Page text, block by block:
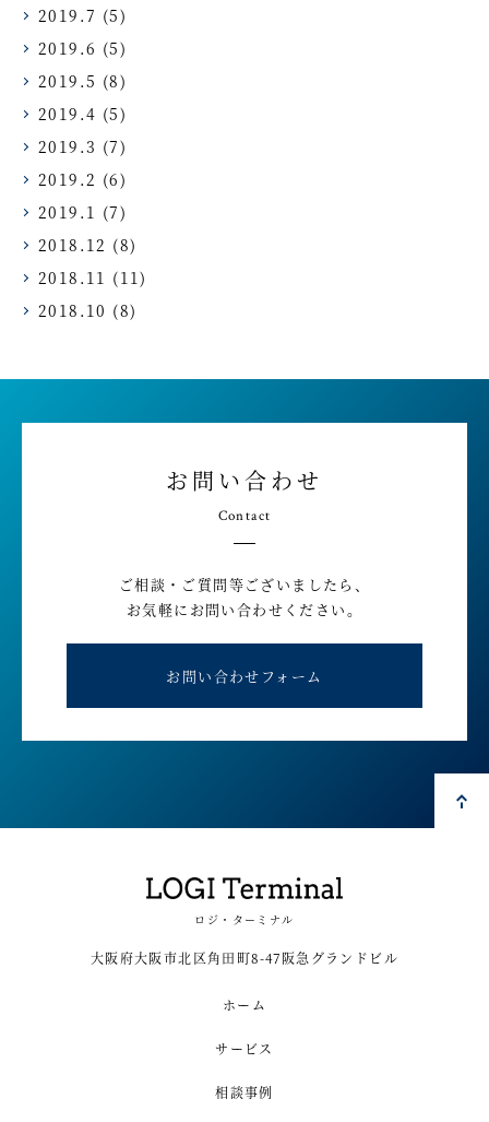
2019.7 (5)
2019.6 (5)
2019.5 (8)
2019.4 (5)
2019.3 (7)
2019.2 (6)
2019.1 (7)
2018.12 (8)
2018.11 (11)
2018.10 (8)
お問い合わせ
Contact
ご相談・ご質問等ございましたら、
お気軽にお問い合わせください。
お問い合わせフォーム
ロジ・ターミナル
大阪府大阪市北区角田町8-47阪急グランドビル
ホーム
サービス
相談事例